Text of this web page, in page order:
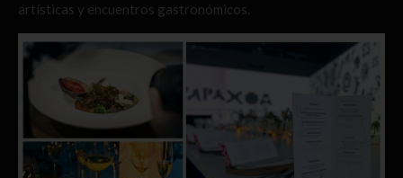
artísticas y encuentros gastronómicos.